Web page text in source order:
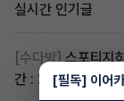
실시간 인기글
[수다방] 스포티지
간 : 26개월)
[필독] 이어